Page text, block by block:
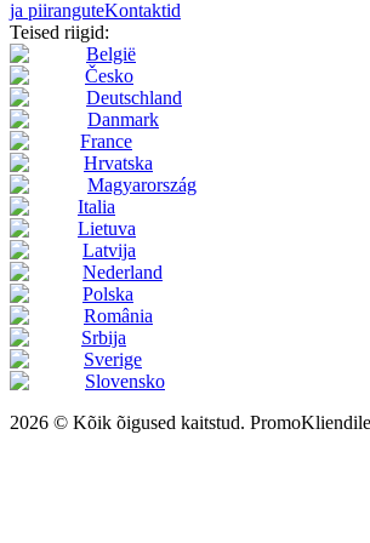
ja piiranguteKontaktid
Teised riigid:
België
Česko
Deutschland
Danmark
France
Hrvatska
Magyarország
Italia
Lietuva
Latvija
Nederland
Polska
România
Srbija
Sverige
Slovensko
2026 © Kõik õigused kaitstud.